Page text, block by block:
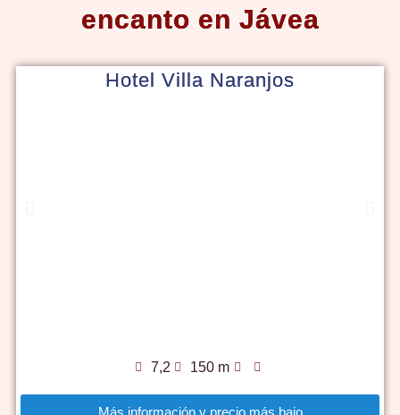
encanto en Jávea
Hotel Villa Naranjos
7,2 150 m
Más información y precio más bajo